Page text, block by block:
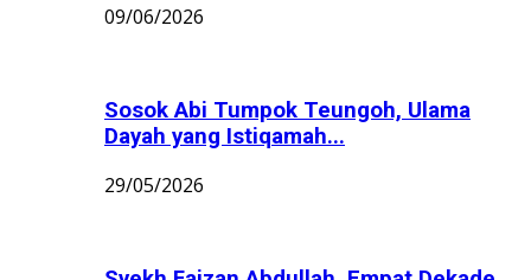
09/06/2026
Sosok Abi Tumpok Teungoh, Ulama
Dayah yang Istiqamah...
29/05/2026